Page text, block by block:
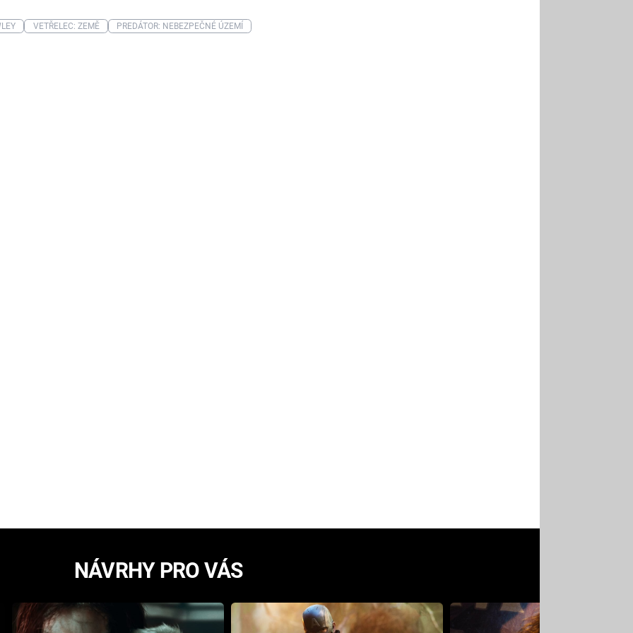
VETŘELEC: ZEMĚ PREDÁTOR: NEBEZPEČNÉ ÚZEMÍ
NÁVRHY PRO VÁS